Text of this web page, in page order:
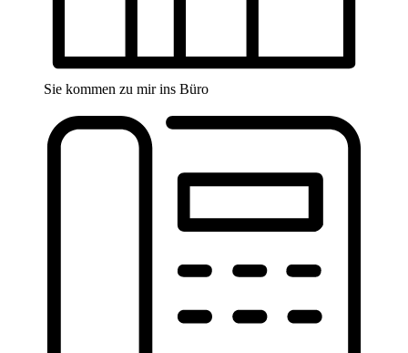
Sie kommen zu mir ins Büro